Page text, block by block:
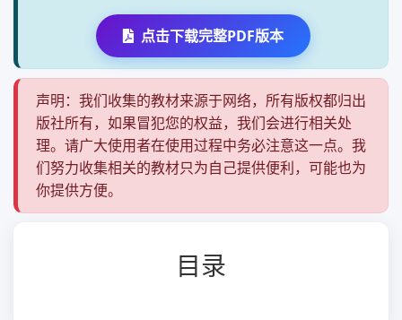
点击下载完整PDF版本
声明：我们收集的教材来源于网络，所有版权都归出
版社所有，如果冒犯您的权益，我们会进行相关处
理。请广大使用者在使用过程中务必注意这一点。我
们努力收集相关的教材只为自己提供便利，可能也为
你提供方便。
目录